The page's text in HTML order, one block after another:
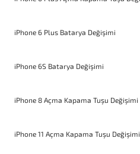
iPhone 6 Plus Batarya Değişimi
iPhone 6S Batarya Değişimi
iPhone 8 Açma Kapama Tuşu Değişimi
iPhone 11 Açma Kapama Tuşu Değişimi